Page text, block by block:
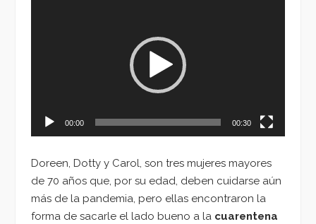
00:00 00:30
Doreen, Dotty y Carol, son tres mujeres mayores
de 70 años que, por su edad, deben cuidarse aún
más de la pandemia, pero ellas encontraron la
forma de sacarle el lado bueno a la cuarentena